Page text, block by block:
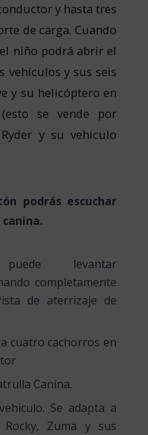
y hasta tres
de carga. Cuando
niño podrá abrir el
vehículos y sus seis
y su helicóptero en
se vende por
y su vehiculo
podrás escuchar
levantar
completamente
de aterrizaje de
cuatro cachorros en
Canina.
Se adapta a
Rocky, Zuma y sus